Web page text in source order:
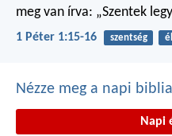
meg van írva: „Szentek
1 Péter 1:15-16 szentség
Nézze meg a napi
Napi